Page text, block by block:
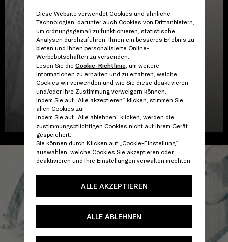
Diese Website verwendet Cookies und ähnliche
Technologien, darunter auch Cookies von Drittanbietern,
um ordnungsgemäß zu funktionieren, statistische
Analysen durchzuführen, Ihnen ein besseres Erlebnis zu
bieten und Ihnen personalisierte Online-
Werbebotschaften zu versenden.
Lesen Sie die Cookie-Richtlinie, um weitere
Informationen zu erhalten und zu erfahren, welche
Cookies wir verwenden und wie Sie diese deaktivieren
und/oder Ihre Zustimmung verweigern können.
Indem Sie auf „Alle akzeptieren“ klicken, stimmen Sie
allen Cookies zu.
Indem Sie auf „Alle ablehnen“ klicken, werden die
zustimmungspflichtigen Cookies nicht auf Ihrem Gerät
gespeichert.
Sie können durch Klicken auf „Cookie-Einstellung“
auswählen, welche Cookies Sie akzeptieren oder
deaktivieren und Ihre Einstellungen verwalten möchten.
ALLE AKZEPTIEREN
ALLE ABLEHNEN
GALERIE ANSEHEN
Zum Schließen fortfahren